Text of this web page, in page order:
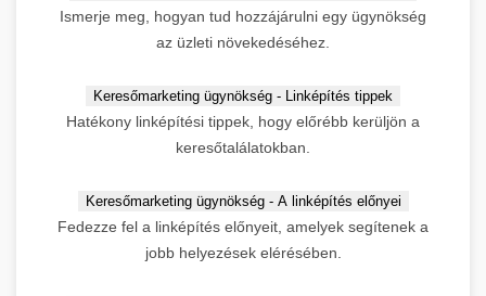
Ismerje meg, hogyan tud hozzájárulni egy ügynökség
az üzleti növekedéséhez.
Keresőmarketing ügynökség - Linképítés tippek
Hatékony linképítési tippek, hogy előrébb kerüljön a
keresőtalálatokban.
Keresőmarketing ügynökség - A linképítés előnyei
Fedezze fel a linképítés előnyeit, amelyek segítenek a
jobb helyezések elérésében.